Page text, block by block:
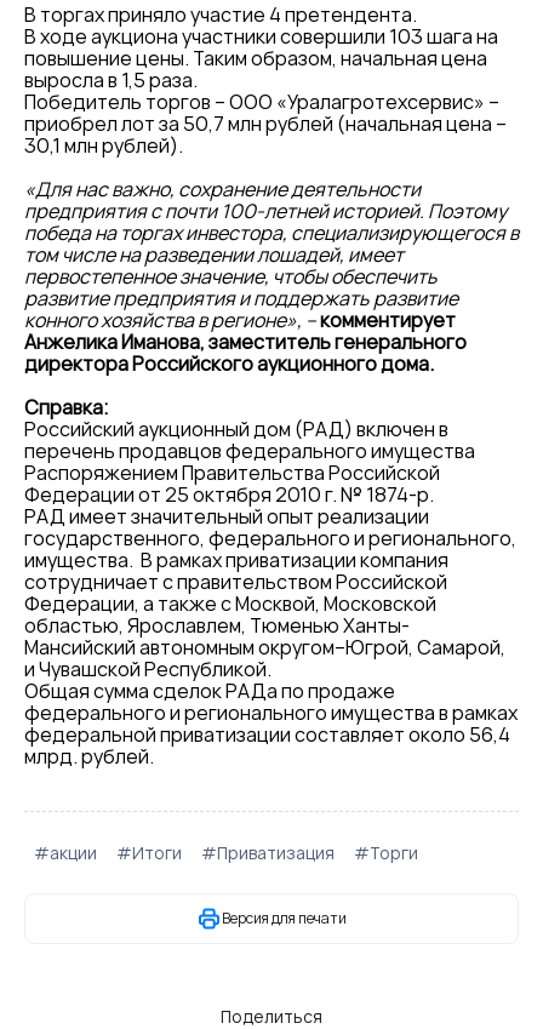
В торгах приняло участие 4 претендента.
В ходе аукциона участники совершили 103 шага на
повышение цены. Таким образом, начальная цена
выросла в 1,5 раза.
Победитель торгов – ООО «Уралагротехсервис» –
приобрел лот за 50,7 млн рублей (начальная цена –
30,1 млн рублей).
«Для нас важно, сохранение деятельности
предприятия с почти 100-летней историей. Поэтому
победа на торгах инвестора, специализирующегося в
том числе на разведении лошадей, имеет
первостепенное значение, чтобы обеспечить
развитие предприятия и поддержать развитие
конного хозяйства в регионе», –комментирует
Анжелика Иманова, заместитель генерального
директора Российского аукционного дома.
Справка:
Российский аукционный дом (РАД) включен в
перечень продавцов федерального имущества
Распоряжением Правительства Российской
Федерации от 25 октября 2010 г. № 1874-р.
РАД имеет значительный опыт реализации
государственного, федерального и регионального,
имущества. В рамках приватизации компания
сотрудничает с правительством Российской
Федерации, а также с Москвой, Московской
областью, Ярославлем, Тюменью Ханты-
Мансийский автономным округом–Югрой, Самарой,
и Чувашской Республикой.
Общая сумма сделок РАДа по продаже
федерального и регионального имущества в рамках
федеральной приватизации составляет около 56,4
млрд. рублей.
#акции #Итоги #Приватизация #Торги
Версия для печати
Поделиться